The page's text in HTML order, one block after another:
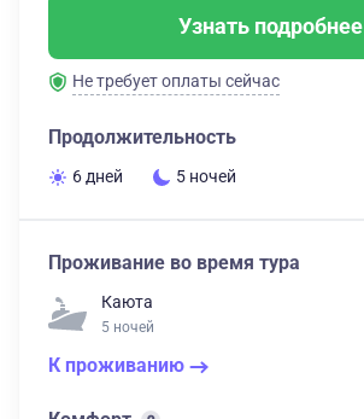
Узнать подробнее
Не требует оплаты сейчас
Продолжительность
6 дней 5 ночей
Проживание во время тура
Каюта
5 ночей
К проживанию